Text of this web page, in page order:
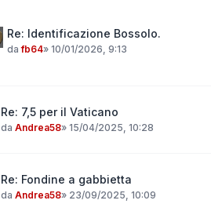
Re: Identificazione Bossolo.
dafb64» 10/01/2026, 9:13
Re: 7,5 per il Vaticano
da Andrea58» 15/04/2025, 10:28
Re: Fondine a gabbietta
da Andrea58» 23/09/2025, 10:09